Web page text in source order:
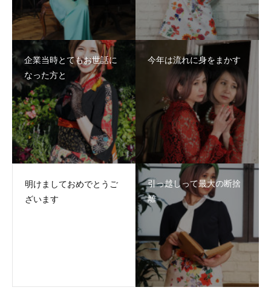
企業当時とてもお世話に
なった方と
今年は流れに身をまかす
明けましておめでとうご
ざいます
引っ越しって最大の断捨
離